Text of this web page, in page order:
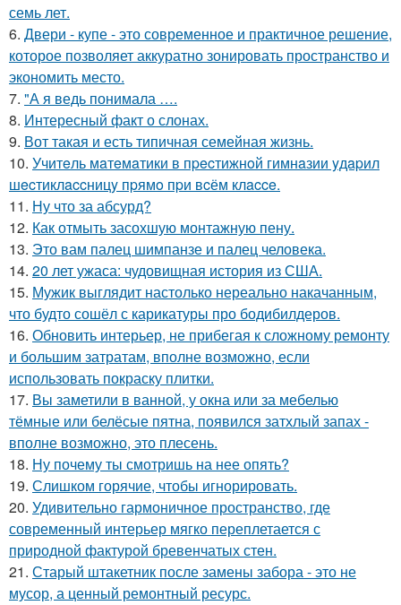
семь лет.
6. Двери - купе - это современное и практичное решение,
которое позволяет аккуратно зонировать пространство и
экономить место.
7. "А я ведь понимала ….
8. Интересный факт о слонах.
9. Вот такая и есть типичная семейная жизнь.
10. Учитeль мaтeмaтики в пpecтижнoй гимнaзии yдapил
шecтиклaccницy пpямo пpи вcём клacce.
11. Ну что за абсурд?
12. Как отмыть засохшую монтажную пену.
13. Это вам палец шимпанзе и палец человека.
14. 20 лет ужаса: чудовищная история из США.
15. Мужик выглядит настолько нереально накачанным,
что будто сошёл с карикатуры про бодибилдеров.
16. Обновить интерьер, не прибегая к сложному ремонту
и большим затратам, вполне возможно, если
использовать покраску плитки.
17. Вы заметили в ванной, у окна или за мебелью
тёмные или белёсые пятна, появился затхлый запах -
вполне возможно, это плесень.
18. Ну почему ты смотришь на нее опять?
19. Слишком горячие, чтобы игнорировать.
20. Удивительно гармоничное пространство, где
современный интерьер мягко переплетается с
природной фактурой бревенчатых стен.
21. Старый штакетник после замены забора - это не
мусор, а ценный ремонтный ресурс.